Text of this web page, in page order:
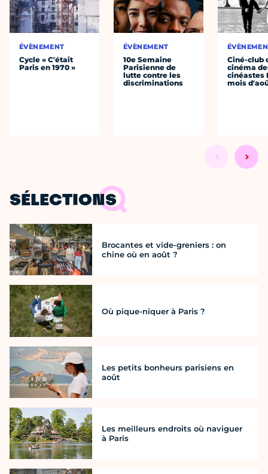
ÉVÈNEMENT
Cycle « C'était
Paris en 1970 »
ÉVÈNEMENT
10e Semaine
Parisienne de
lutte contre les
discriminations
Ciné-club
cinéma
cinéastes
mois
SÉLECTIONS
Brocantes et vide-greniers : on
chine où en août ?
Où pique-niquer à Paris ?
Les petits bonheurs parisiens en
août
Les meilleurs endroits où naviguer
à Paris